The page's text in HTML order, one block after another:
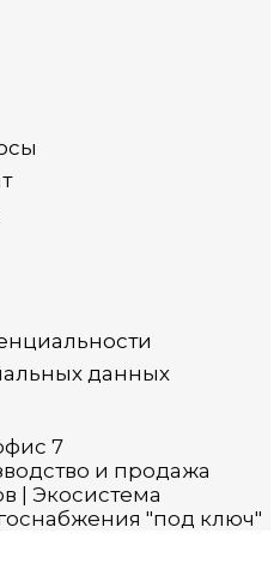
данных
7
и продажа
| Экосистема
"под ключ"